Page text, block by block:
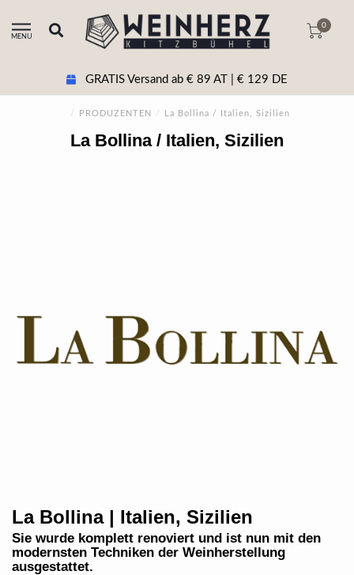
MENU
0
GRATIS Versand ab € 89 AT | € 129 DE
/ PRODUZENTEN / La Bollina / Italien, Sizilien
La Bollina / Italien, Sizilien
La Bollina | Italien, Sizilien
Sie wurde komplett renoviert und ist nun mit den
modernsten Techniken der Weinherstellung
ausgestattet.